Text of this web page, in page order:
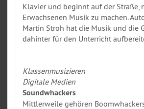
Klavier und beginnt auf der Straße,
Erwachsenen Musik zu machen.
Martin Stroh hat die Musik und die
dahinter für den Unterricht
Klassenmusizieren
Digitale Medien
Soundwhackers
Mittlerweile gehören